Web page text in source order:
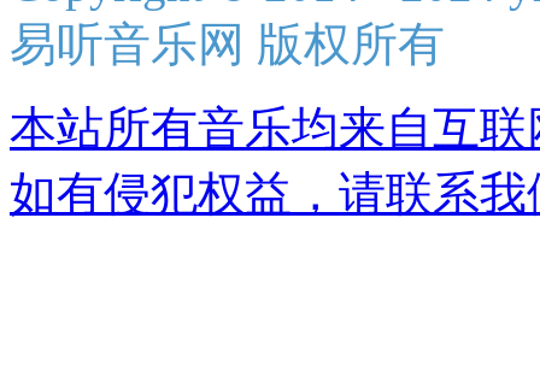
易听音乐网 版权所有
本站所有音乐均来自互
如有侵犯权益，请联系